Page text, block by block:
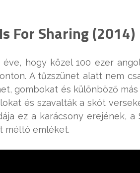
For Sharing (2014)
éve, hogy közel 100 ezer
A tűzszünet alatt nem
gombokat és különböző
és szavalták a skót
ez a karácsony erejének, a
méltó emléket.